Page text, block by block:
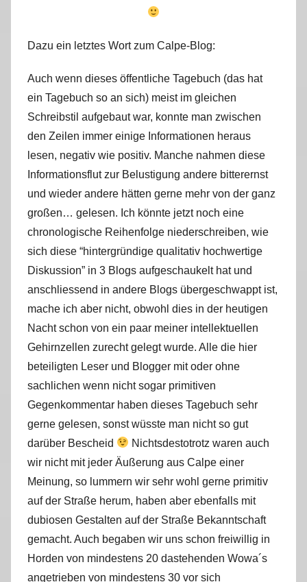
Dazu ein letztes Wort zum Calpe-Blog:
Auch wenn dieses öffentliche Tagebuch (das hat
ein Tagebuch so an sich) meist im gleichen
Schreibstil aufgebaut war, konnte man zwischen
den Zeilen immer einige Informationen heraus
lesen, negativ wie positiv. Manche nahmen diese
Informationsflut zur Belustigung andere bitterernst
und wieder andere hätten gerne mehr von der ganz
großen… gelesen. Ich könnte jetzt noch eine
chronologische Reihenfolge niederschreiben, wie
sich diese “hintergründige qualitativ hochwertige
Diskussion” in 3 Blogs aufgeschaukelt hat und
anschliessend in andere Blogs übergeschwappt ist,
mache ich aber nicht, obwohl dies in der heutigen
Nacht schon von ein paar meiner intellektuellen
Gehirnzellen zurecht gelegt wurde. Alle die hier
beteiligten Leser und Blogger mit oder ohne
sachlichen wenn nicht sogar primitiven
Gegenkommentar haben dieses Tagebuch sehr
gerne gelesen, sonst wüsste man nicht so gut
darüber Bescheid
Nichtsdestotrotz waren auch
wir nicht mit jeder Äußerung aus Calpe einer
Meinung, so lummern wir sehr wohl gerne primitiv
auf der Straße herum, haben aber ebenfalls mit
dubiosen Gestalten auf der Straße Bekanntschaft
gemacht. Auch begaben wir uns schon freiwillig in
Horden von mindestens 20 dastehenden Wowa´s
angetrieben von mindestens 30 vor sich